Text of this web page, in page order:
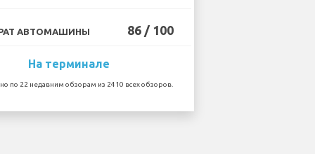
АВТОМАШИНЫ 86 / 100
На терминале
по 22 недавним обзорам из 2410 всех обзоров.